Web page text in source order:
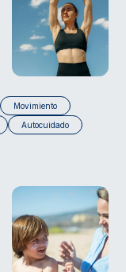
Movimiento
Autocuidado